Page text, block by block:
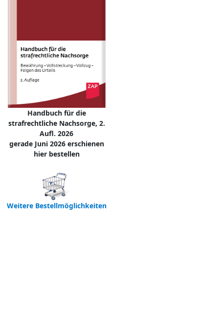
Handbuch für die
strafrechtliche Nachsorge, 2.
Aufl. 2026
gerade Juni 2026 erschienen
hier bestellen
Weitere Bestellmöglichkeiten